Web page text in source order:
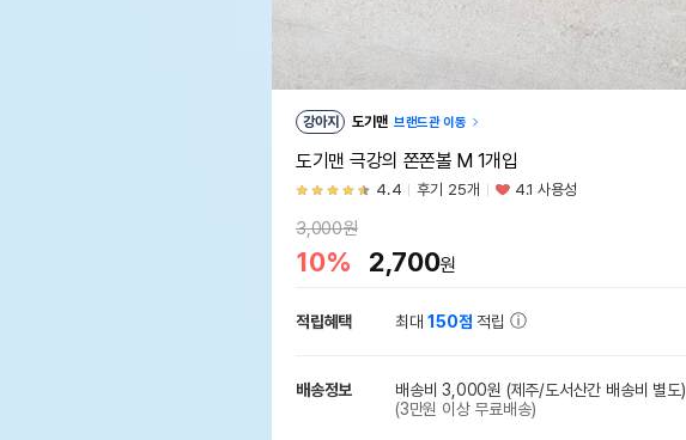
강아지 도기맨 브랜드관 이동
도기맨 극강의 쫀쫀볼 M 1개입
4.4 후기 25개 4.1 사용성
3,000원
10% 2,700원
적립혜택 최대150점 적립
배송정보 배송비 3,000원 (제주/도서산간 배송비 별도)
(3만원 이상 무료배송)